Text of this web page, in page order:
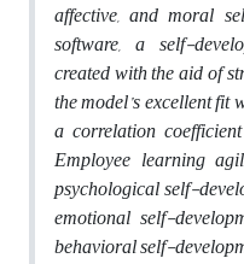
affective, and moral
software, a self-
created with the aid of
the model’s excellent
a correlation
Employee learning
psychological self-
emotional self-
behavioral self-